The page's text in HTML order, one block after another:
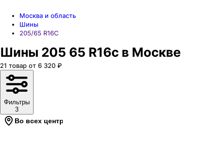
Москва и область
Шины
205/65 R16C
Шины 205 65 R16c в Москве
21 товар от 6 320 ₽
Фильтры
3
Во всех центрах